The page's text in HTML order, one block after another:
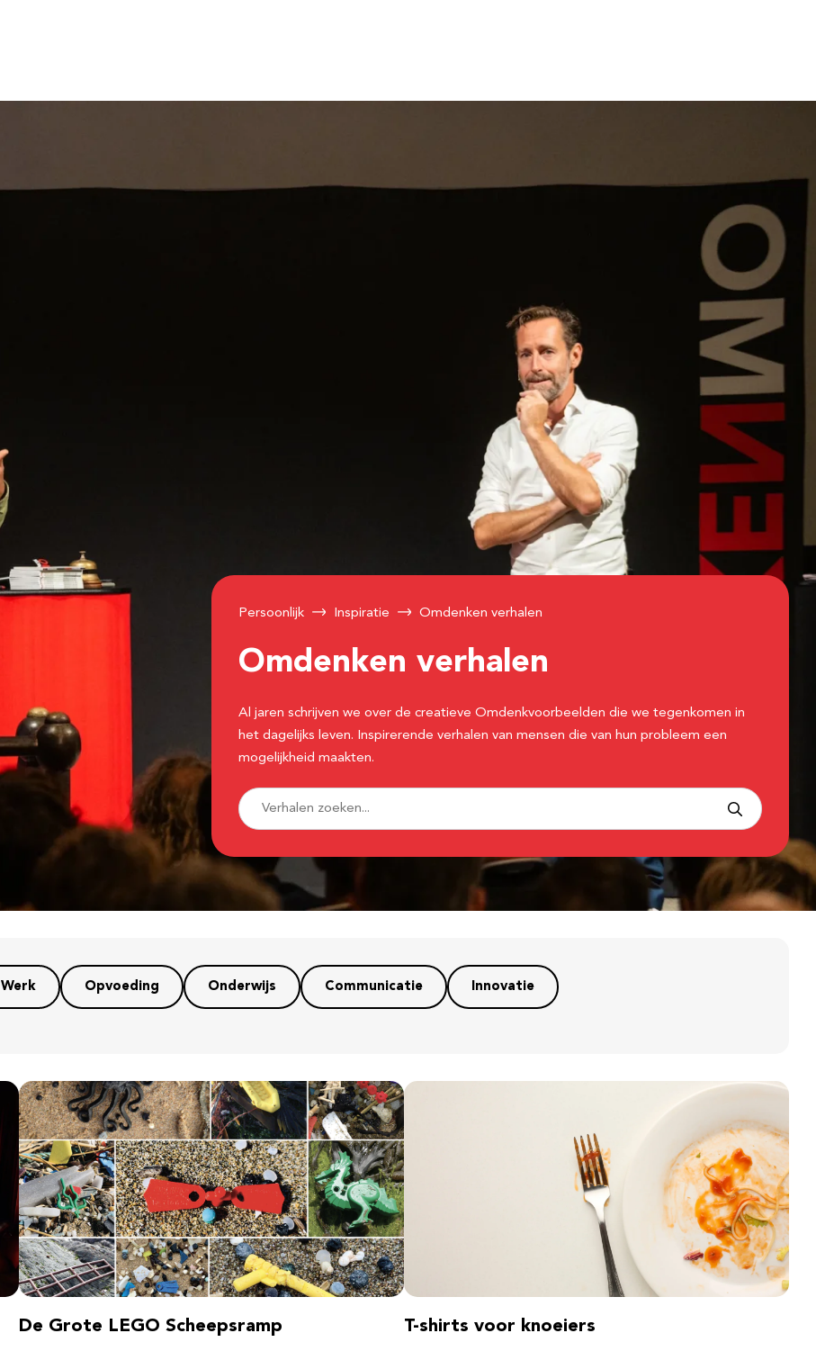
Persoonlijk Inspiratie Omdenken verhalen
Omdenken verhalen
Al jaren schrijven we over de creatieve Omdenkvoorbeelden die we tegenkomen in
het dagelijks leven. Inspirerende verhalen van mensen die van hun probleem een
mogelijkheid maakten.
Werk Opvoeding Onderwijs Communicatie Innovatie
De Grote LEGO Scheepsramp T-shirts voor knoeiers